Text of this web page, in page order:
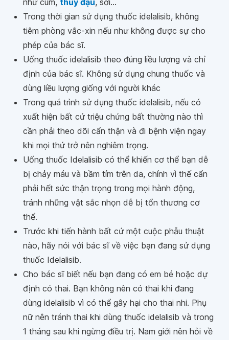
như cúm, thủy đậu, sởi...
Trong thời gian sử dụng thuốc idelalisib, không
tiêm phòng vắc-xin nếu như không được sự cho
phép của bác sĩ.
Uống thuốc idelalisib theo đúng liều lượng và chỉ
định của bác sĩ. Không sử dụng chung thuốc và
dùng liều lượng giống với người khác
Trong quá trình sử dụng thuốc idelalisib, nếu có
xuất hiện bất cứ triệu chứng bất thường nào thì
cần phải theo dõi cẩn thận và đi bệnh viện ngay
khi mọi thứ trở nên nghiêm trọng.
Uống thuốc Idelalisib có thể khiến cơ thể bạn dễ
bị chảy máu và bầm tím trên da, chính vì thế cẩn
phải hết sức thận trọng trong mọi hành động,
tránh những vật sắc nhọn dễ bị tổn thương cơ
thể.
Trước khi tiến hành bất cứ một cuộc phẫu thuật
nào, hãy nói với bác sĩ về việc bạn đang sử dụng
thuốc Idelalisib.
Cho bác sĩ biết nếu bạn đang có em bé hoặc dự
định có thai. Bạn không nên có thai khi đang
dùng idelalisib vì có thể gây hại cho thai nhi. Phụ
nữ nên tránh thai khi dùng thuốc idelalisib và trong
1 tháng sau khi ngừng điều trị. Nam giới nên hỏi về